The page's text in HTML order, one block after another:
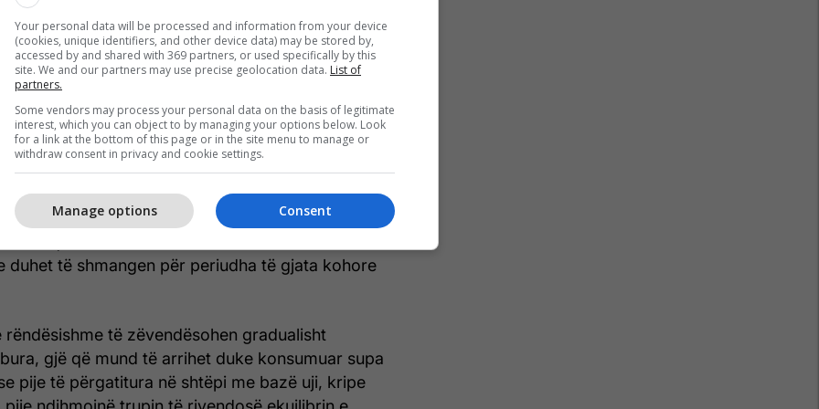
Në raste më të rënda, temperaturat e larta mund
nga nxehtësia, e cila e ngarkon më tej trupin.
tretës të ndjeshëm, nxehtësia e verës mund t’i
problemet ekzistuese, veçanërisht nëse janë të
ose nxehtësisë së zgjatur.
probleme të tilla, rekomandohet të pini lëngje
të shmangni ekspozimin e zgjatur ndaj
dhe të ruani e përgatitni ushqimin në mënyrë
Ushqimet duhet të mbahen në kushte të
duhet të shmangen për periudha të gjata kohore
rëndësishme të zëvendësohen gradualisht
gjë që mund të arrihet duke konsumuar supa
pije të përgatitura në shtëpi me bazë uji, kripe
Your personal data will be processed and information from your device
(cookies, unique identifiers, and other device data) may be stored by,
accessed by and shared with 369 partners, or used specifically by this
site. We and our partners may use precise geolocation data. List of
partners.
Some vendors may process your personal data on the basis of legitimate
interest, which you can object to by managing your options below. Look
for a link at the bottom of this page or in the site menu to manage or
withdraw consent in privacy and cookie settings.
Consent
Manage options